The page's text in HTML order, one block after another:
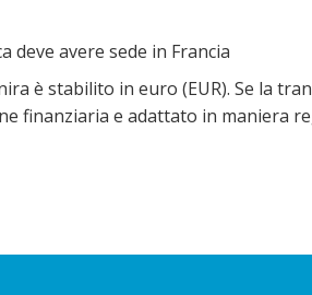
deve avere sede in Francia
è stabilito in euro (EUR). Se la
finanziaria e adattato in maniera